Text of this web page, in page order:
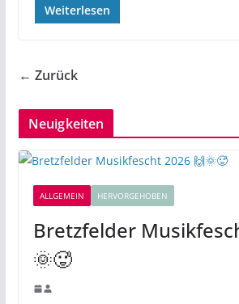
Weiterlesen
← Zurück
Neuigkeiten
ALLGEMEIN HERVORGEHOBEN
Bretzfelder
🌞🥵